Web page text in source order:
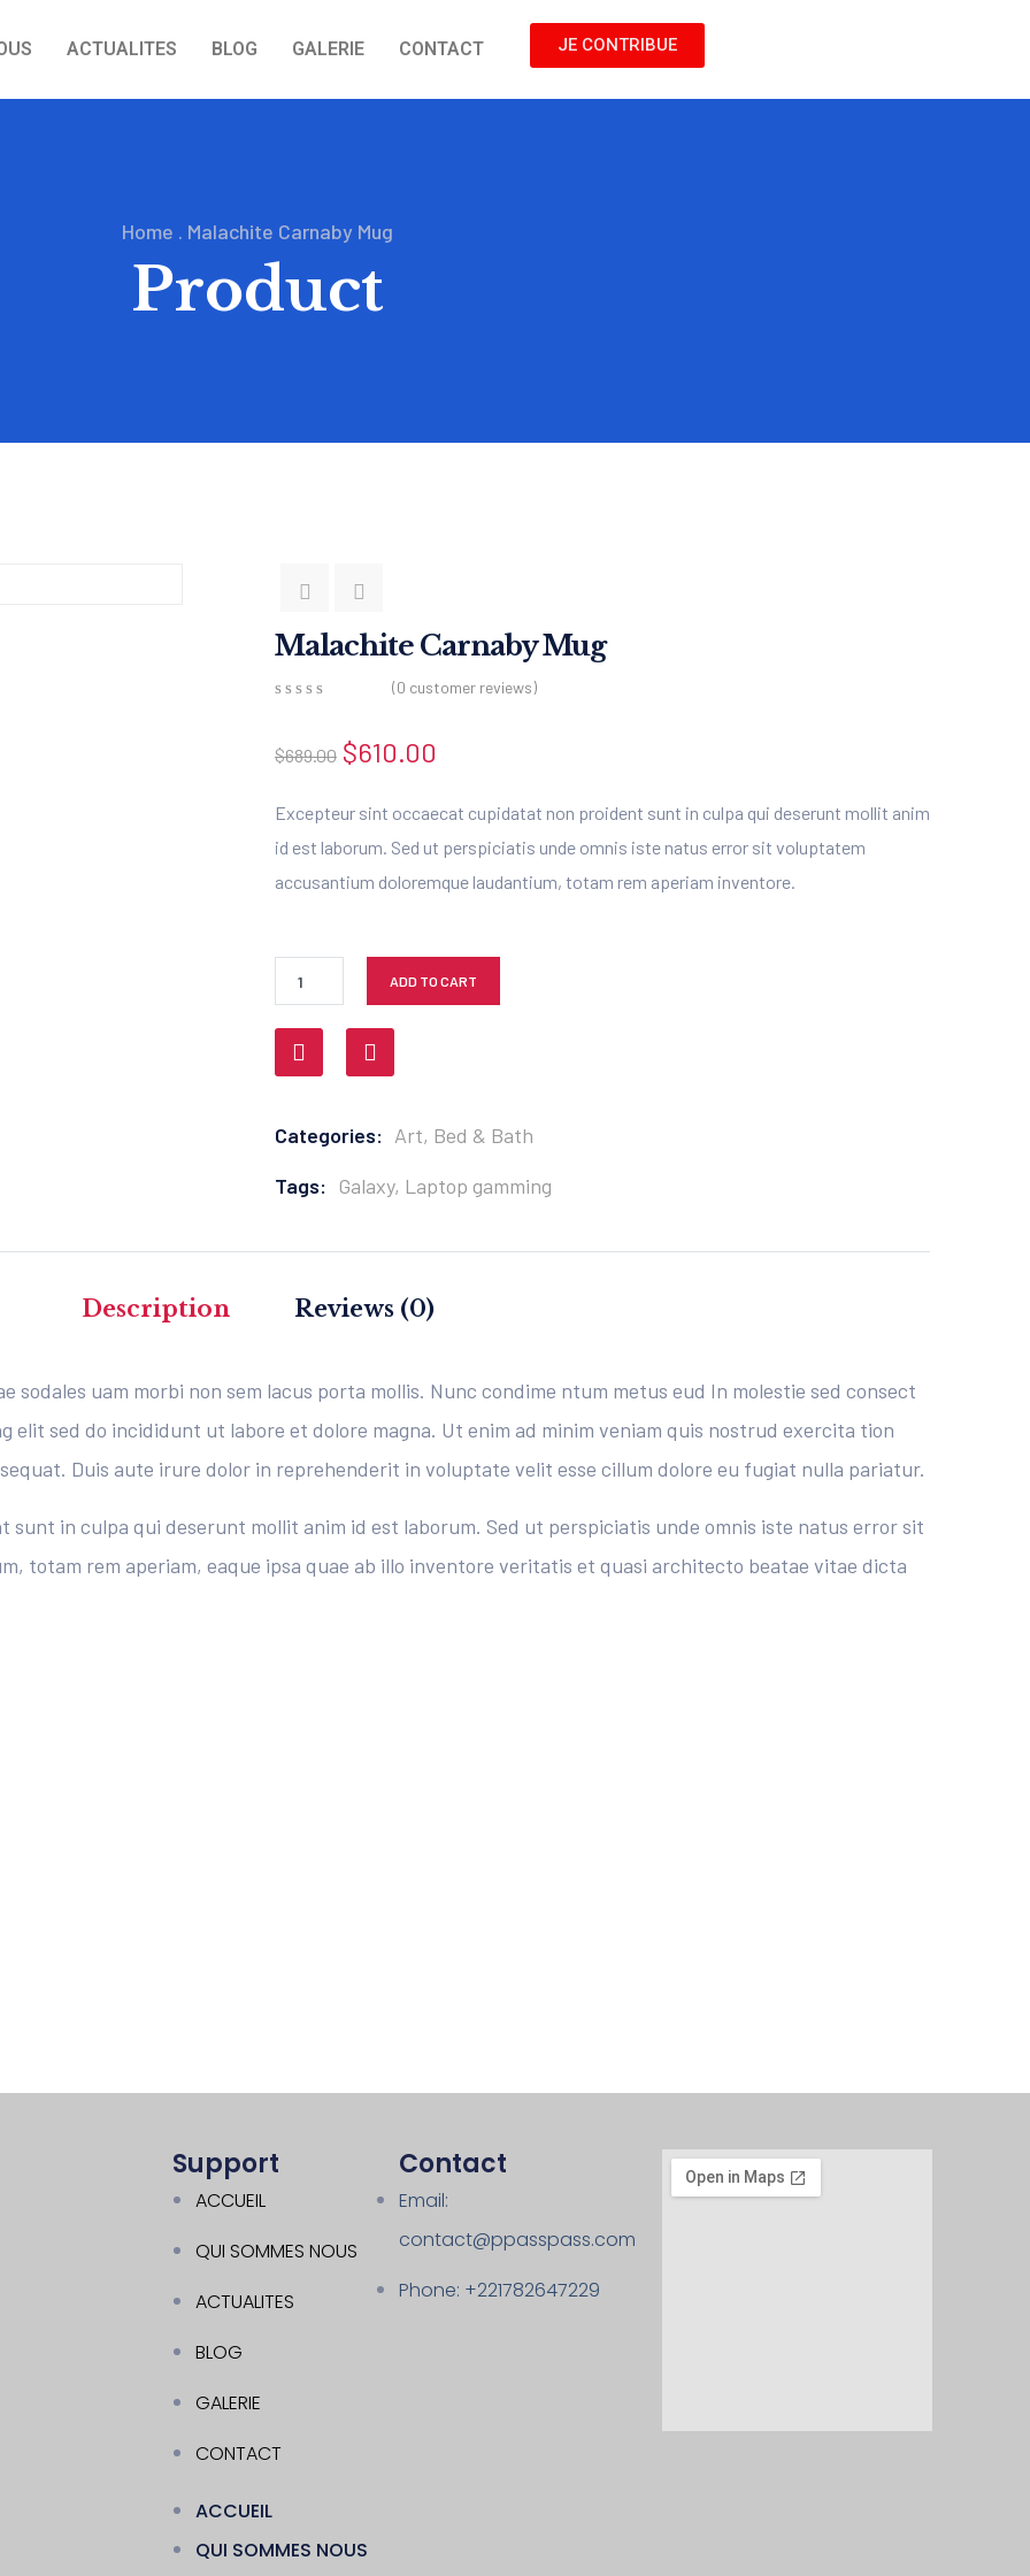
ACTUALITES BLOG GALERIE CONTACT JE CONTRIBUE
Home . Malachite Carnaby Mug
Product
Malachite Carnaby Mug
of
customer
ratings
(0 customer reviews)
$689.00 $610.00
Excepteur sint occaecat cupidatat non proident sunt in culpa qui deserunt mollit anim
id est laborum. Sed ut perspiciatis unde omnis iste natus error sit voluptatem
accusantium doloremque laudantium, totam rem aperiam inventore.
ADD TO CART
Comparer
Categories: Art, Bed & Bath
Tags: Galaxy, Laptop gamming
Description Reviews (0)
sodales uam morbi non sem lacus porta mollis. Nunc condime ntum metus eud In molestie sed consect
elit sed do incididunt ut labore et dolore magna. Ut enim ad minim veniam quis nostrud exercita tion
Duis aute irure dolor in reprehenderit in voluptate velit esse cillum dolore eu fugiat nulla pariatur.
in culpa qui deserunt mollit anim id est laborum. Sed ut perspiciatis unde omnis iste natus error sit
totam rem aperiam, eaque ipsa quae ab illo inventore veritatis et quasi architecto beatae vitae dicta
Support
ACCUEIL
QUI SOMMES NOUS
ACTUALITES
BLOG
GALERIE
CONTACT
ACCUEIL
QUI SOMMES NOUS
Contact
Email:
contact@ppasspass.com
Phone: +221782647229